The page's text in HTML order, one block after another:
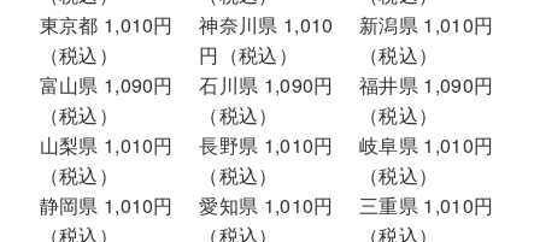
東京都 1,010円
（税込）
神奈川県 1,010
円（税込）
新潟県 1,010円
（税込）
富山県 1,090円
（税込）
石川県 1,090円
（税込）
福井県 1,090円
（税込）
山梨県 1,010円
（税込）
長野県 1,010円
（税込）
岐阜県 1,010円
（税込）
静岡県 1,010円
（税込）
愛知県 1,010円
（税込）
三重県 1,010円
（税込）